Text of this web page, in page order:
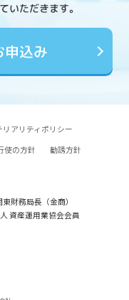
いただきます。
申込み
リアリティポリシー
使の方針
勧誘方針
財務局長（金商）
資産運用業協会会員